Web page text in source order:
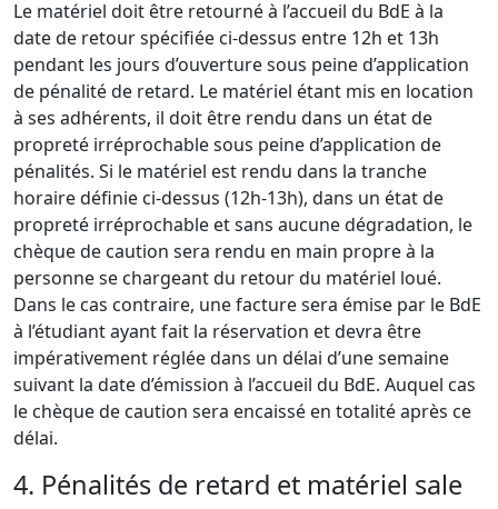
Le matériel doit être retourné à l’accueil du BdE à la
date de retour spécifiée ci-dessus entre 12h et 13h
pendant les jours d’ouverture sous peine d’application
de pénalité de retard. Le matériel étant mis en location
à ses adhérents, il doit être rendu dans un état de
propreté irréprochable sous peine d’application de
pénalités. Si le matériel est rendu dans la tranche
horaire définie ci-dessus (12h-13h), dans un état de
propreté irréprochable et sans aucune dégradation, le
chèque de caution sera rendu en main propre à la
personne se chargeant du retour du matériel loué.
Dans le cas contraire, une facture sera émise par le BdE
à l’étudiant ayant fait la réservation et devra être
impérativement réglée dans un délai d’une semaine
suivant la date d’émission à l’accueil du BdE. Auquel cas
le chèque de caution sera encaissé en totalité après ce
délai.
4. Pénalités de retard et matériel sale